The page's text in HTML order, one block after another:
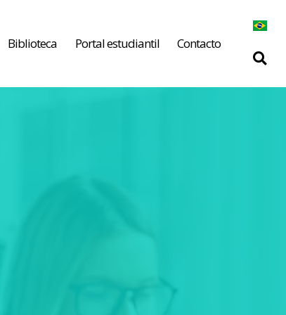
Biblioteca Portal estudiantil Contacto